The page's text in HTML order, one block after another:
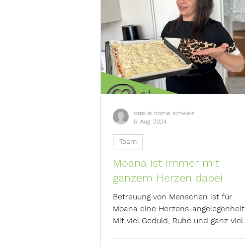
Moana ist immer mit
ganzem Herzen dabei
Betreuung von Menschen ist für
Moana eine Herzens-angelegenheit.
Mit viel Geduld, Ruhe und ganz viel
Team
care at home schweiz
6. Aug. 2024